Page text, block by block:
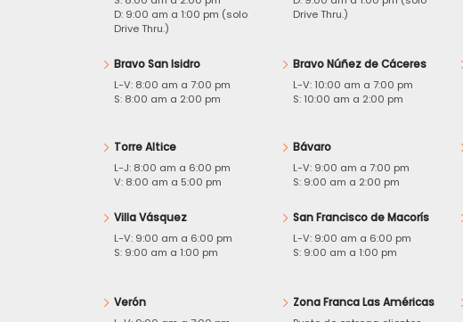
D: 9:00 am a 1:00 pm (solo
Drive Thru.)
Drive Thru.)
Bravo San Isidro
L-V: 8:00 am a 7:00 pm
S: 8:00 am a 2:00 pm
Bravo Núñez de Cáceres
L-V: 10:00 am a 7:00 pm
S: 10:00 am a 2:00 pm
Torre Altice
L-J: 8:00 am a 6:00 pm
V: 8:00 am a 5:00 pm
Bávaro
L-V: 9:00 am a 7:00 pm
S: 9:00 am a 2:00 pm
Villa Vásquez
L-V: 9:00 am a 6:00 pm
S: 9:00 am a 1:00 pm
San Francisco de Macorís
L-V: 9:00 am a 6:00 pm
S: 9:00 am a 1:00 pm
Verón
Zona Franca Las Américas